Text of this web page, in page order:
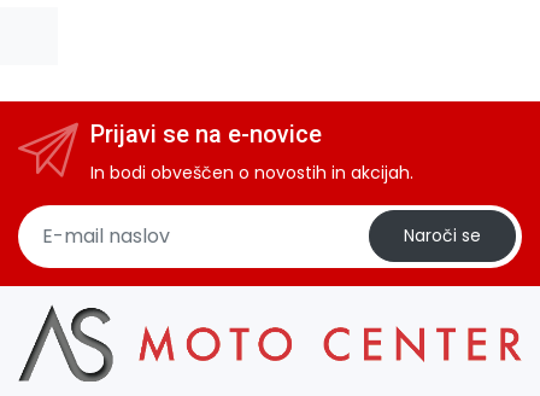
Prijavi se na e-novice
In bodi obveščen o novostih in akcijah.
Naroči se